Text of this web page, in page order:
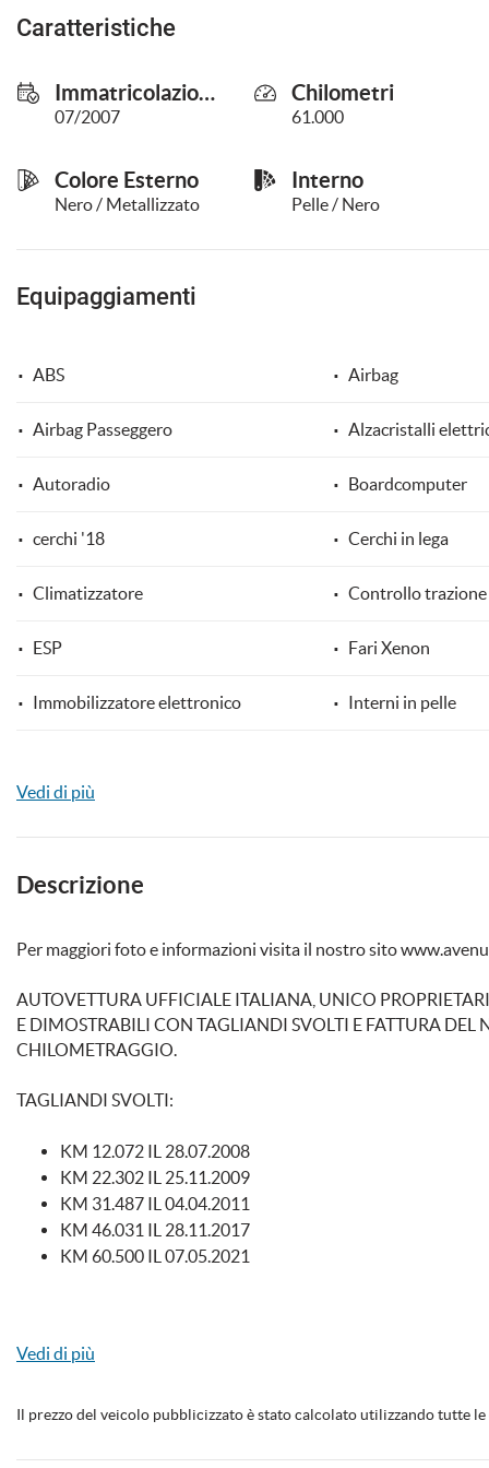
Caratteristiche
Immatricolazione
07/2007
Chilometri
61.000
Colore Esterno
Nero / Metallizzato
Interno
Pelle / Nero
Equipaggiamenti
ABS Airbag
Airbag Passeggero Alzacristalli
Autoradio Boardcomputer
cerchi '18 Cerchi in lega
Climatizzatore Controllo trazione
ESP Fari Xenon
Immobilizzatore elettronico Interni in pelle
Vedi di più
Descrizione
Per maggiori foto e informazioni visita il nostro sito
AUTOVETTURA UFFICIALE ITALIANA, UNICO
E DIMOSTRABILI CON TAGLIANDI SVOLTI E FATTURA DEL
CHILOMETRAGGIO.
TAGLIANDI SVOLTI:
KM 12.072 IL 28.07.2008
KM 22.302 IL 25.11.2009
KM 31.487 IL 04.04.2011
KM 46.031 IL 28.11.2017
KM 60.500 IL 07.05.2021
FARI XENO
Vedi di più
Il prezzo del veicolo pubblicizzato è stato calcolato utilizzando tutte le
questi
strumenti
tracciamento
si
rimanda
cookie
policy.
Puoi
modificare
le
in
Cookie necessari
Cookie analitici